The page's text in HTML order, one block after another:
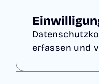
erfassen und